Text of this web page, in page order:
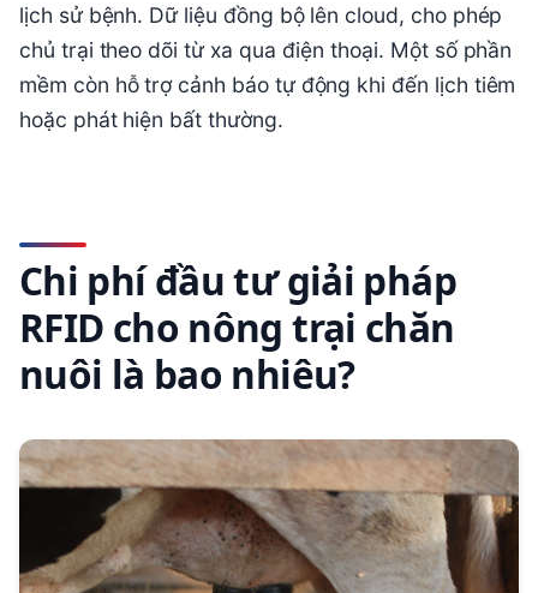
lịch sử bệnh. Dữ liệu đồng bộ lên cloud, cho phép
chủ trại theo dõi từ xa qua điện thoại. Một số phần
mềm còn hỗ trợ cảnh báo tự động khi đến lịch tiêm
hoặc phát hiện bất thường.
Chi phí đầu tư giải pháp
RFID cho nông trại chăn
nuôi là bao nhiêu?